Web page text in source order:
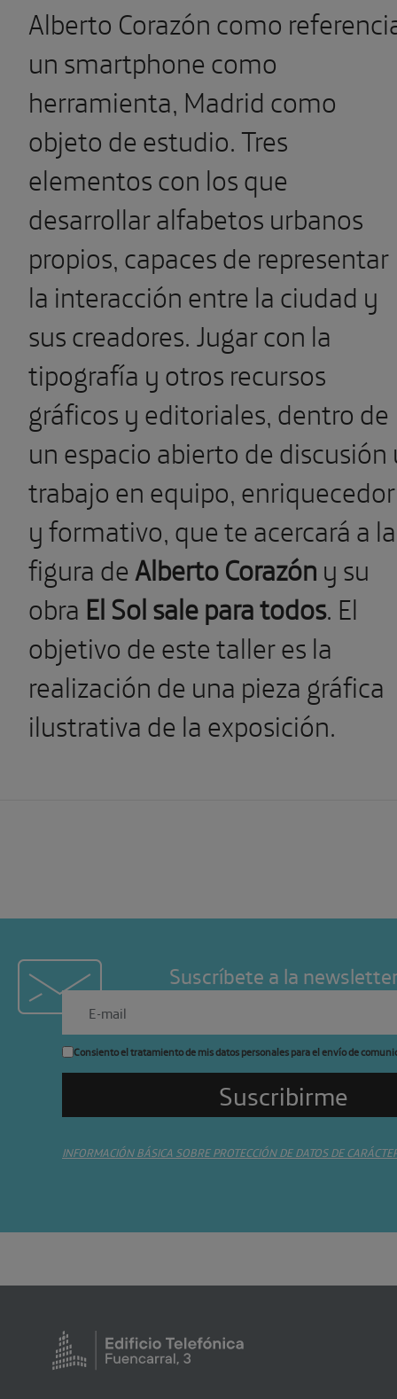
Alberto Corazón como
un smartphone como
herramienta, Madrid como
objeto de estudio. Tres
elementos con los que
desarrollar alfabetos urbanos
propios, capaces de representar
la interacción entre la ciudad y
sus creadores. Jugar con la
tipografía y otros recursos
gráficos y editoriales, dentro de
un espacio abierto de discusión
trabajo en equipo, enriquecedor
y formativo, que te acercará a la
figura deAlberto Corazóny su
obra El Sol sale para todos. El
objetivo de este taller es la
realización de una pieza gráfica
ilustrativa de la exposición.
Suscríbete a la
Consiento el tratamiento de mis datos personales para el envío de
INFORMACIÓN BÁSICA SOBRE PROTECCIÓN DE DATOS DE